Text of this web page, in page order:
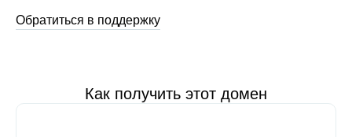
Обратиться в поддержку
Как получить этот домен